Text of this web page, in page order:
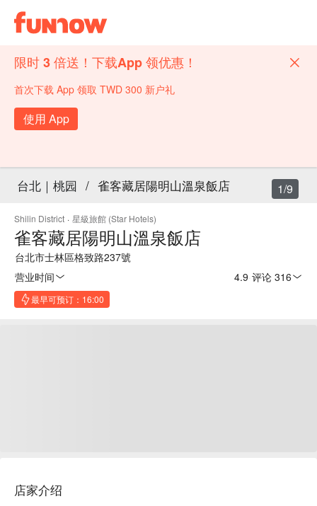
限时 3 倍送！下载App 领优惠！
首次下载 App 领取 TWD 300 新户礼
使用 App
台北｜桃园 / 雀客藏居陽明山溫泉飯店
Shilin District · 星級旅館 (Star Hotels)
雀客藏居陽明山溫泉飯店
台北市士林區格致路237號
营业时间
4.9 评论 316
最早可预订：16:00
1/9
店家介绍